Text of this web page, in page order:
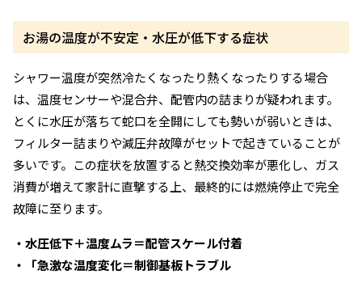
お湯の温度が不安定・水圧が低下する症状
シャワー温度が突然冷たくなったり熱くなったりする場合
は、温度センサーや混合弁、配管内の詰まりが疑われます。
とくに水圧が落ちて蛇口を全開にしても勢いが弱いときは、
フィルター詰まりや減圧弁故障がセットで起きていることが
多いです。この症状を放置すると熱交換効率が悪化し、ガス
消費が増えて家計に直撃する上、最終的には燃焼停止で完全
故障に至ります。
・水圧低下＋温度ムラ＝配管スケール付着
・「急激な温度変化＝制御基板トラブル